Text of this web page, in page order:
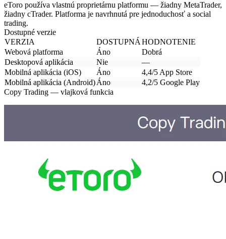
eToro používa vlastnú proprietárnu platformu — žiadny MetaTrader,
žiadny cTrader. Platforma je navrhnutá pre jednoduchosť a social
trading.
Dostupné verzie
VERZIA
DOSTUPNÁ HODNOTENIE
Webová platforma
Áno
Dobrá
Desktopová aplikácia
Nie
—
Mobilná aplikácia (iOS)
Áno
4,4/5 App Store
Mobilná aplikácia (Android)Áno
4,2/5 Google Play
Copy Trading — vlajková funkcia